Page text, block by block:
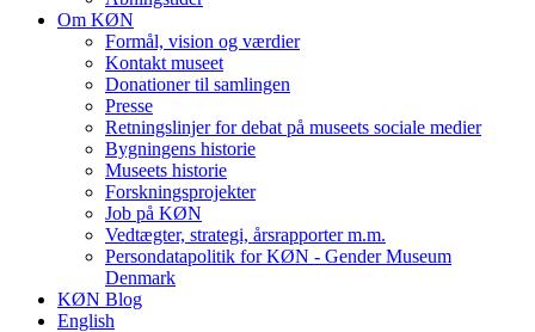
Om KØN
Formål, vision og værdier
Kontakt museet
Donationer til samlingen
Presse
Retningslinjer for debat på museets sociale medier
Bygningens historie
Museets historie
Forskningsprojekter
Job på KØN
Vedtægter, strategi, årsrapporter m.m.
Persondatapolitik for KØN - Gender Museum
Denmark
KØN Blog
English